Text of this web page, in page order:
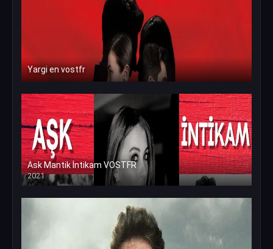
Yargi en vostfr
Ask Mantik İntikam VOSTFR
2021